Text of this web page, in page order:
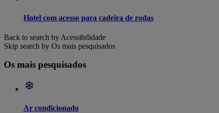
Hotel com acesso para cadeira de rodas
Back to search by Acessibilidade
Skip search by Os mais pesquisados
Os mais pesquisados
Ar condicionado